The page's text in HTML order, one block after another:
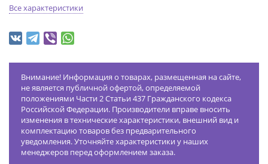
Все характеристики
Внимание! Информация о товарах, размещенная на сайте,
не является публичной офертой, определяемой
положениями Части 2 Статьи 437 Гражданского кодекса
Российской Федерации. Производители вправе вносить
изменения в технические характеристики, внешний вид и
комплектацию товаров без предварительного
уведомления. Уточняйте характеристики у наших
менеджеров перед оформлением заказа.